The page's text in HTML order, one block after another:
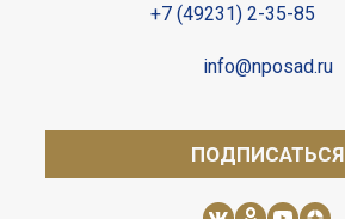
+7 (49231) 2-35-85
info@nposad.ru
ПОДПИСАТЬСЯ